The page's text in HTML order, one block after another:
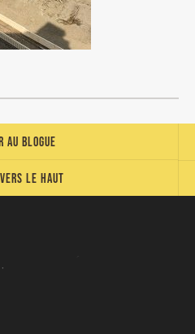
le haut
au blogue
au 25 décembre
déc. de 11h à 22h
déc. de 09h à 22h